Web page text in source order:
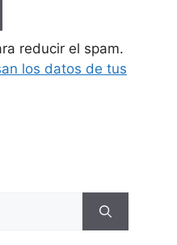
reducir el spam.
los datos de tus